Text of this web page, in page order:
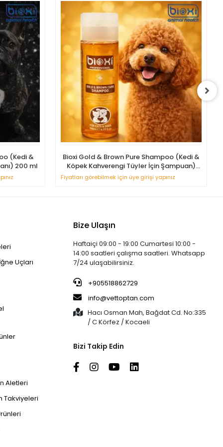
(Kedi &
200 ml
Bioxi Gold & Brown Pure Shampoo (Kedi &
Köpek Kahverengi Tüyler İçin Şampuan)
200 ml
Fiyatları görebilmek için üye girişi yapınız
Uçları
Aletleri
Takviyeleri
Bize Ulaşın
Haftaiçi 09:00 - 19:00 Cumartesi 10:00 -
14:00 saatleri çalışma saatleri. Whatsapp
7/24 ulaşabilirsiniz.
+905518862729
info@vettoptan.com
Hacı Osman Mah, Bağdat Cd. No:335
/ C Körfez / Kocaeli
Bizi Takip Edin